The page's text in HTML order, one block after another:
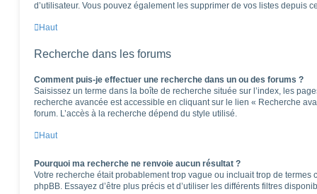
d’utilisateur. Vous pouvez également les supprimer de vos listes depuis
Haut
Recherche dans les forums
Comment puis-je effectuer une recherche dans un ou des forums ?
Saisissez un terme dans la boîte de recherche située sur l’index, les
recherche avancée est accessible en cliquant sur le lien « Recherche
forum. L’accès à la recherche dépend du style utilisé.
Haut
Pourquoi ma recherche ne renvoie aucun résultat ?
Votre recherche était probablement trop vague ou incluait trop de termes
phpBB. Essayez d’être plus précis et d’utiliser les différents filtres